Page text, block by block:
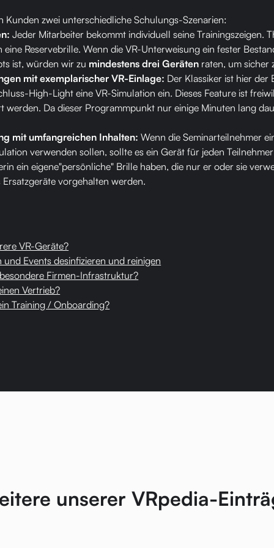
Kunden zwei unterschiedliche Schulungs-Szenarien:
Jeder Mitarbeiter bekommt individuell seine Trainingszeigen.
eine Reservebrille. Wenn die VR-Unterweisung ein fester
ist, würden wir zu mindestens drei Geräten raten, um sicher
mit exemplarischer VR-Einlage: Der Klassiker ist hier
High-Light eine VR-Simulation ein. Dieses Feature ist
werden. Da dieser Programmpunkt nur einige Minuten lang
mit umfangreichen Inhalten: Wenn die Seminarteilnehmer
verwenden sollen, sollte es ein Gerät für jeden
ein eigene"persönliche" Brille haben, die nur er oder sie
vorgehalten werden.
VR-Geräte?
und Events desinfizieren und reinigen
Firmen-Infrastruktur?
Vertrieb?
Training / Onboarding?
unserer VRpedia-